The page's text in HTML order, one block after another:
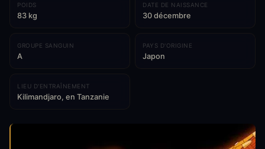
POIDS
83 kg
DATE DE NAISSANCE
30 décembre
GROUPE SANGUIN
A
PAYS D'ORIGINE
Japon
LIEU D'ENTRAÎNEMENT
Kilimandjaro, en Tanzanie